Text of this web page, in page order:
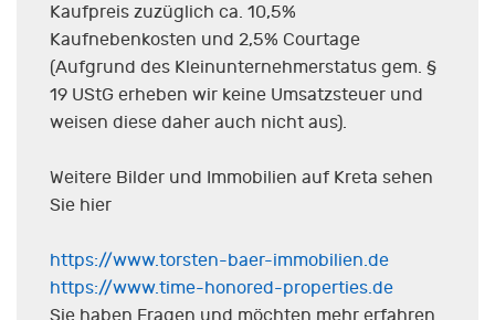
Kaufpreis zuzüglich ca. 10,5%
Kaufnebenkosten und 2,5% Courtage
(Aufgrund des Kleinunternehmerstatus gem. §
19 UStG erheben wir keine Umsatzsteuer und
weisen diese daher auch nicht aus).
Weitere Bilder und Immobilien auf Kreta sehen
Sie hier
https://www.torsten-baer-immobilien.de
https://www.time-honored-properties.de
Sie haben Fragen und möchten mehr erfahren